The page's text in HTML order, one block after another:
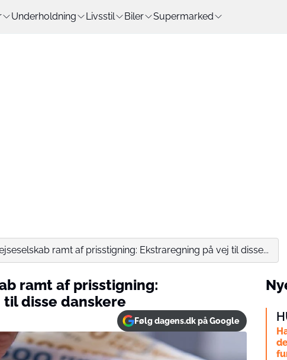
Underholdning Livsstil Biler Supermarked
ramt af prisstigning: Ekstraregning på vej til disse...
ramt af prisstigning:
disse danskere
Følg dagens.dk på Google